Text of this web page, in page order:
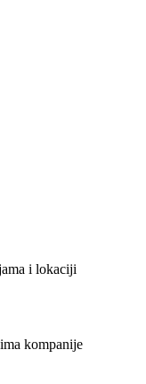
i lokaciji
kompanije